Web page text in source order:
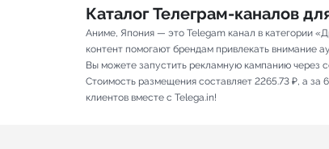
Каталог Телеграм-каналов
Аниме, Япония — это Telegam канал в категории
контент помогают брендам привлекать внимание
Вы можете запустить рекламную кампанию через
Стоимость размещения составляет 2265.73 ₽, а за
клиентов вместе с Telega.in!